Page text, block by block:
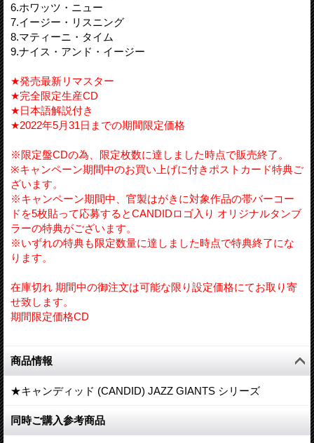
6.ホワッツ・ニュー
7.イージー・リスニング
8.マティーニ・タイム
9.ナイス・アンド・イージー
★発売最新リマスター
★完全限定生産CD
★日本語解説付き
★2022年5月31日までの期間限定価格
※限定盤CDの為、限定枚数に達しました時点で販売終了。
※キャンペーン期間中のお買い上げに付きポストカード特典ご
ざいます。
※キャンペーン期間中、官製はがきに対象作品の帯バーコー
ドを5枚貼って応募するとCANDIDロゴ入り オリジナルタンブ
ラーの特典がございます。
※いずれの特典も限定数量に達しました時点で特典終了にな
ります。
在庫切れ 期間中の御注文は可能な限り設定価格にてお取り寄
せ致します。
期間限定価格CD
商品情報
★キャンディッド (CANDID) JAZZ GIANTS シリーズ
同時ご購入参考商品